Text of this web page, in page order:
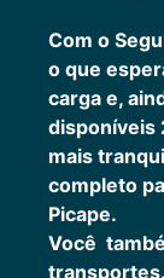
Com o
o que
carga e,
disponíveis
mais
completo
Picape.
Você
transportes.